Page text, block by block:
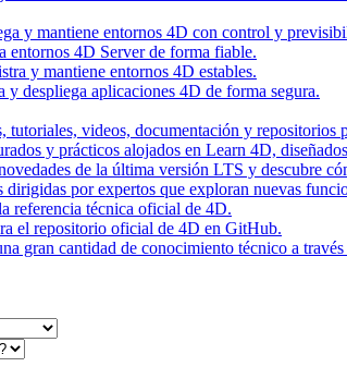
y mantiene entornos 4D con control y
entornos 4D Server de forma fiable.
y mantiene entornos 4D estables.
y despliega aplicaciones 4D de forma segura.
tutoriales, videos, documentación y repositorios
y prácticos alojados en Learn 4D,
de la última versión LTS y descubre
dirigidas por expertos que exploran nuevas
referencia técnica oficial de 4D.
el repositorio oficial de 4D en GitHub.
gran cantidad de conocimiento técnico a